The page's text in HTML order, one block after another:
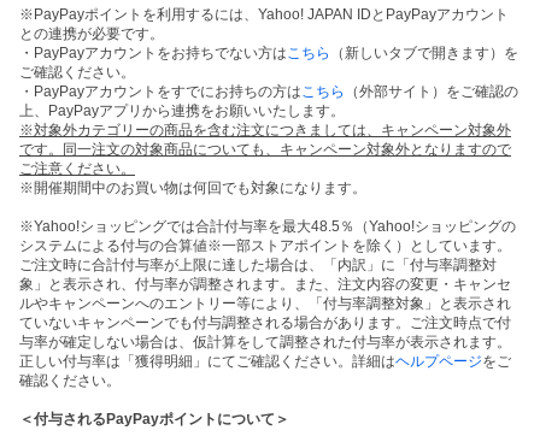
※PayPayポイントを利用するには、Yahoo! JAPAN IDとPayPayアカウント
との連携が必要です。
・PayPayアカウントをお持ちでない方は こちら
（新しいタブで開きます）を
ご確認ください。
・PayPayアカウントをすでにお持ちの方は こちら
（外部サイト）をご確認の
上、PayPayアプリから連携をお願いいたします。
※対象外カテゴリーの商品を含む注文につきましては、キャンペーン対象外
です。同一注文の対象商品についても、キャンペーン対象外となりますので
ご注意ください。
※開催期間中のお買い物は何回でも対象になります。
※Yahoo!ショッピングでは合計付与率を最大48.5％（Yahoo!ショッピングの
システムによる付与の合算値※一部ストアポイントを除く）としています。
ご注文時に合計付与率が上限に達した場合は、「内訳」に「付与率調整対
象」と表示され、付与率が調整されます。また、注文内容の変更・キャンセ
ルやキャンペーンへのエントリー等により、「付与率調整対象」と表示され
ていないキャンペーンでも付与調整される場合があります。ご注文時点で付
与率が確定しない場合は、仮計算をして調整された付与率が表示されます。
正しい付与率は「獲得明細」にてご確認ください。詳細はヘルプページをご
確認ください。
＜付与されるPayPayポイントについて＞